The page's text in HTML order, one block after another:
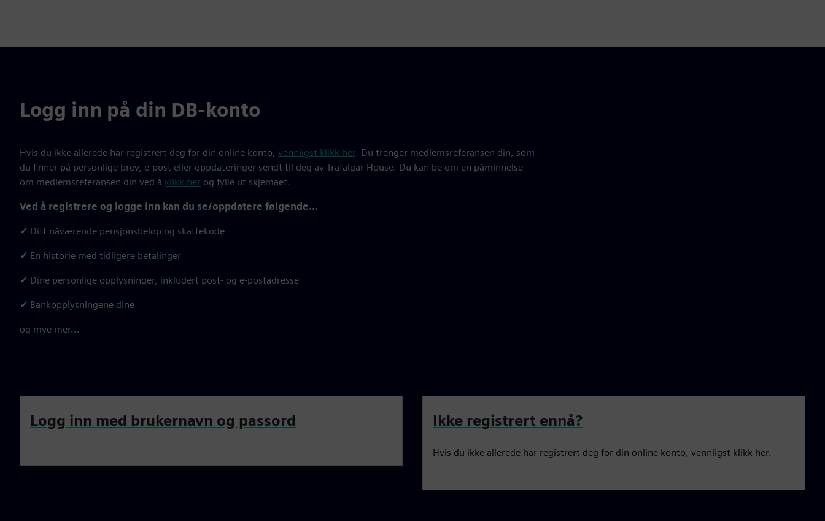
Logg inn på din DB-konto
Hvis du ikke allerede har registrert deg for din online konto, vennligst klikk her. Du trenger medlemsreferansen din, som
du finner på personlige brev, e-post eller oppdateringer sendt til deg av Trafalgar House. Du kan be om en påminnelse
om medlemsreferansen din ved å klikk her og fylle ut skjemaet.
Ved å registrere og logge inn kan du se/oppdatere følgende...
✓ Ditt nåværende pensjonsbeløp og skattekode
✓ En historie med tidligere betalinger
✓ Dine personlige opplysninger, inkludert post- og e-postadresse
✓ Bankopplysningene dine
og mye mer...
Logg inn med brukernavn og passord Ikke registrert ennå?
Hvis du ikke allerede har registrert deg for din online konto, vennligst klikk her.